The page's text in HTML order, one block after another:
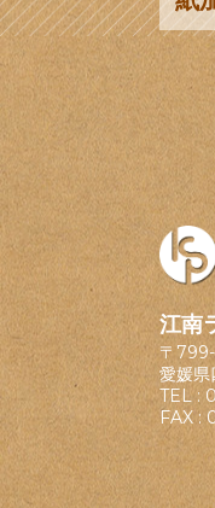
江南
〒
愛媛
TEL :
FAX :